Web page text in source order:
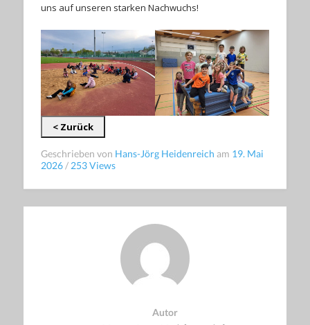
uns auf unseren starken Nachwuchs!
< Zurück
Geschrieben von Hans-Jörg Heidenreich am 19. Mai
2026 / 253 Views
Autor